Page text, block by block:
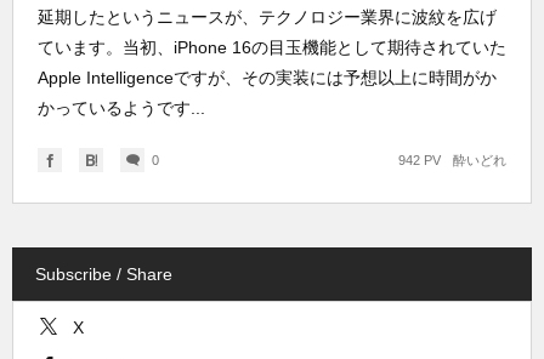
延期したというニュースが、テクノロジー業界に波紋を広げ
ています。当初、iPhone 16の目玉機能として期待されていた
Apple Intelligenceですが、その実装には予想以上に時間がか
かっているようです...
0 酔いどれ
942 PV
Subscribe / Share
X